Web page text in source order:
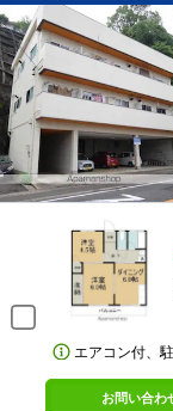
エアコン付、
お問い合わ